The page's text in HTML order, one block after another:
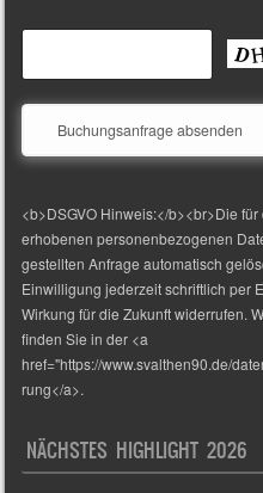
<b>DSGVO Hinweis:</b><br>Die
erhobenen personenbezogenen
gestellten Anfrage automatisch
Einwilligung jederzeit schriftlich per
Wirkung für die Zukunft widerrufen.
finden Sie in der <a
href="https://www.svalthen90.de/
rung</a>.
NÄCHSTES HIGHLIGHT 2026